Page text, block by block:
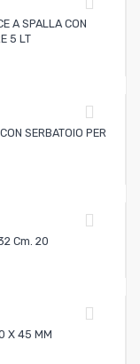
A SPALLA CON
5 LT
SERBATOIO PER
Cm. 20
X 45 MM